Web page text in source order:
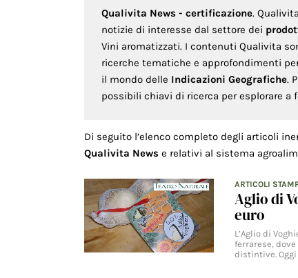
Qualivita News - certificazione.
notizie di interesse dal settore dei
Vini aromatizzati. I contenuti Qualivita
ricerche tematiche e approfondimenti
il mondo delle Indicazioni Geografiche.
possibili chiavi di ricerca per esplorare a
Di seguito l’elenco completo degli articoli
Qualivita News e relativi al sistema
ARTICOLI
Aglio di
euro
L’Aglio di
ferrarese,
distintive. Oggi